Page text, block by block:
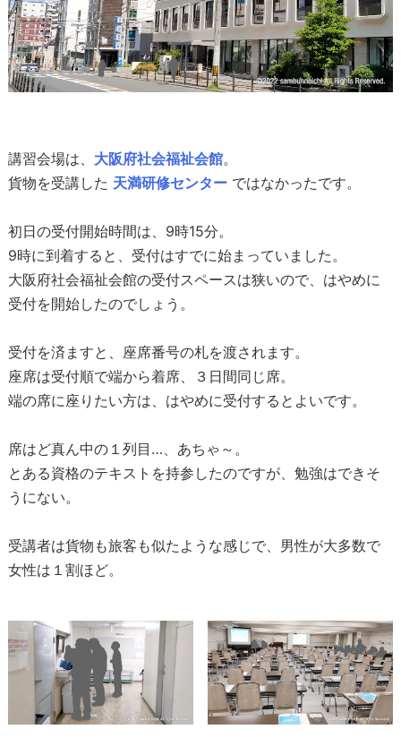
講習会場は、 大阪府社会福祉会館。
貨物を受講した 天満研修センター ではなかったです。
初日の受付開始時間は、9時15分。
9時に到着すると、受付はすでに始まっていました。
大阪府社会福祉会館の受付スペースは狭いので、はやめに
受付を開始したのでしょう。
受付を済ますと、座席番号の札を渡されます。
座席は受付順で端から着席、３日間同じ席。
端の席に座りたい方は、はやめに受付するとよいです。
席はど真ん中の１列目…、あちゃ～。
とある資格のテキストを持参したのですが、勉強はできそ
うにない。
受講者は貨物も旅客も似たような感じで、男性が大多数で
女性は１割ほど。